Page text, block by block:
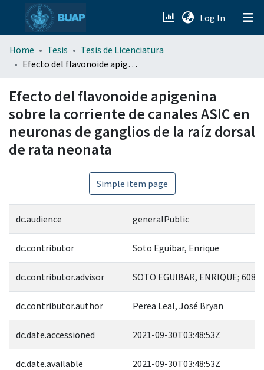
Log In (current)
menu.section.about_menu
Home Tesis
Tesis de Licenciatura
Efecto del flavonoide apigenina sobre la corriente de canales ASIC en neuronas de ganglios de la raíz dorsal de rata neonata
Efecto del flavonoide apigenina
sobre la corriente de canales ASIC en
neuronas de ganglios de la raíz dorsal
de rata neonata
Simple item page
dc.audience generalPublic
dc.contributor Soto Eguibar, Enrique
dc.contributor.advisor SOTO EGUIBAR, ENRIQUE; 608
dc.contributor.author Perea Leal, José Bryan
dc.date.accessioned 2021-09-30T03:48:53Z
dc.date.available 2021-09-30T03:48:53Z